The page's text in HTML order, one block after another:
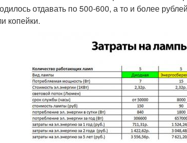
отдавать по 500-600, а то и более
копейки.